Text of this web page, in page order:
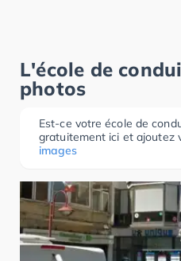
L'école de
photos
Est-ce votre école de
gratuitement ici et ajoutez
images